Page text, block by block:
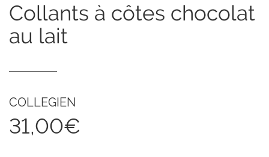
collants à côtes chocolat
au lait
COLLEGIEN
31,00€